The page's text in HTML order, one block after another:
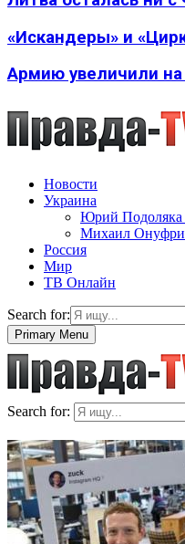
«Искандеры» и
Армию увеличили
Новости
Украина
Юрий
Михаил
Россия
Мир
ТВ Онлайн
Search for:
Primary Menu
Search for: